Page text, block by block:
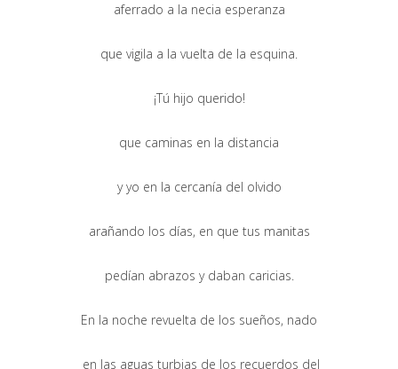
aferrado a la necia esperanza
que vigila a la vuelta de la esquina.
¡Tú hijo querido!
que caminas en la distancia
y yo en la cercanía del olvido
arañando los días, en que tus manitas
pedían abrazos y daban caricias.
En la noche revuelta de los sueños, nado
en las aguas turbias de los recuerdos del